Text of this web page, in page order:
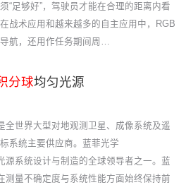
“足够好”，驾驶员才能在合理的距离内看
战术应用和越来越多的自主应用中，RGB
航，还用作任务期间周…
分球均匀光源
全世界大型对地观测卫星、成像系统及遥
系统主要供应商。蓝菲光学
源系统设计与制造的全球领导者之一。蓝
测量不确定度与系统性能方面始终保持前